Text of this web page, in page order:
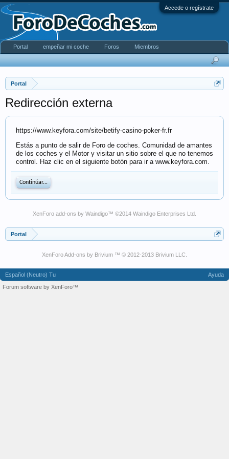
Accede o regístrate
Portal
Redirección externa
https://www.keyfora.com/site/betify-casino-poker-fr.fr
Estás a punto de salir de Foro de coches. Comunidad de amantes
de los coches y el Motor y visitar un sitio sobre el que no tenemos
control. Haz clic en el siguiente botón para ir a www.keyfora.com.
Continúar...
XenForo add-ons by Waindigo™ ©2014 Waindigo Enterprises Ltd
Portal
XenForo Add-ons by Brivium ™ © 2012-2013 Brivium LLC.
Portal empeñar mi coche Foros Miembros
Español (Neutro) Tu
Ayuda
Forum software by XenForo™